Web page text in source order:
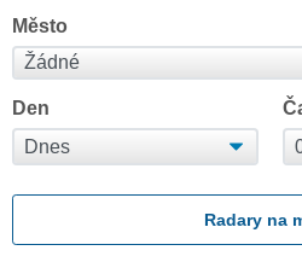
Město
Den
Radary na